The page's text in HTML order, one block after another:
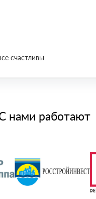
счастливы
нами работают